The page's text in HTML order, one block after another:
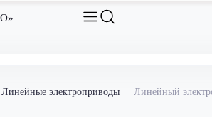
Линейные электроприводы Линейный